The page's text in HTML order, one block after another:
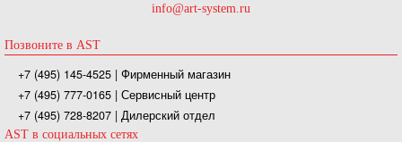
info@art-system.ru
Позвоните в AST
+7 (495) 145-4525 | Фирменный магазин
+7 (495) 777-0165 | Сервисный центр
+7 (495) 728-8207 | Дилерский отдел
AST в социальных сетях